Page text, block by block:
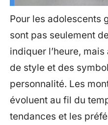
Pour les adolescents
sont pas seulement
indiquer l’heure,
de style et des
personnalité. Les
évoluent au fil du
tendances et les